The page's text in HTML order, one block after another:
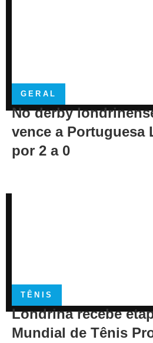
GERAL
No derby
vence a Portuguesa
por 2 a 0
TÊNIS
Londrina recebe
Mundial de Tênis